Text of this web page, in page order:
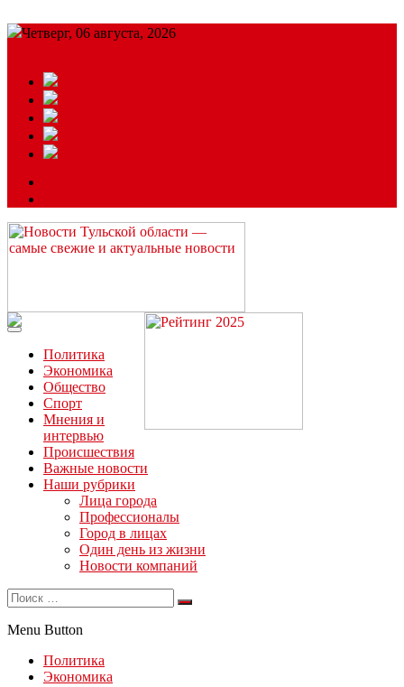
Четверг, 06 августа, 2026
Читайте последние новости дня в Тульской области на сайте
“ЗаНовомосковск”
Политика
Экономика
Общество
Спорт
Мнения и
интервью
Происшествия
Важные новости
Наши рубрики
Лица города
Профессионалы
Город в лицах
Один день из жизни
Новости компаний
Menu Button
Политика
Экономика